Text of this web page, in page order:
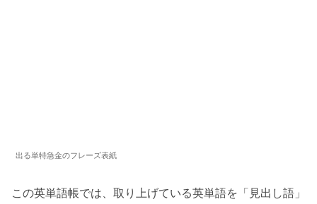
出る単特急金のフレーズ表紙
この英単語帳では、取り上げている英単語を「見出し語」